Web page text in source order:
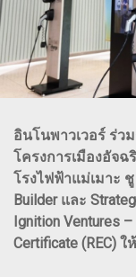
อินโนพาวเวอร์ ร่ว
โครงการเมืองอัจฉ
โรงไฟฟ้าแม่เมาะ
Builder และ
Ignition Ventures
Certificate (REC) ใ